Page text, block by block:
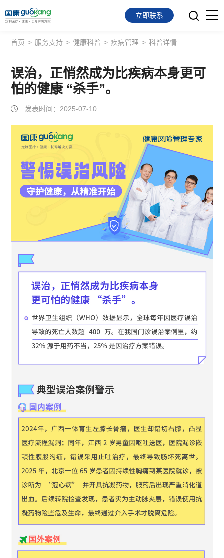
首页
面向会员
面向企业
关于我们
立即联系
首页 > 服务支持 > 健康科普 > 疾病管理 > 科普详情
误治，正悄然成为比疾病本身更可
怕的健康 “杀手”。
发表时间：2025-07-10